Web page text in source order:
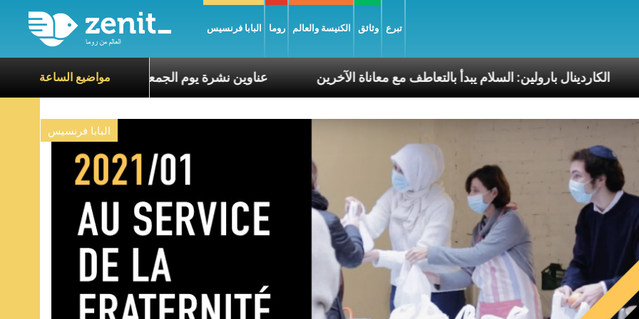
البابا فرنسيس روما الكنيسة والعالم وثائق تبرع
مواضيع الساعة
عناوين نشرة يوم الجمعة 7 آب 2026: السلام يُبنى بصبر يومًا بعد يوم الكاردينال بارولين: السلام يبدأ بالتعاطف مع معاناة الآخرين الرسوليّة
البابا فرنسيس